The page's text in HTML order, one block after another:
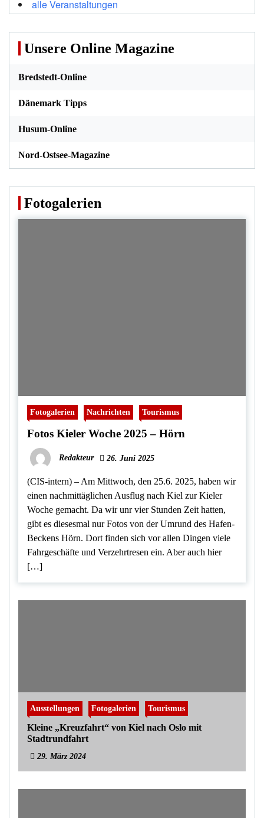
alle Veranstaltungen
Unsere Online Magazine
Bredstedt-Online
Dänemark Tipps
Husum-Online
Nord-Ostsee-Magazine
Fotogalerien
Fotogalerien Nachrichten Tourismus
Fotos Kieler Woche 2025 – Hörn
Redakteur 26. Juni 2025
(CIS-intern) – Am Mittwoch, den 25.6. 2025, haben wir
einen nachmittäglichen Ausflug nach Kiel zur Kieler
Woche gemacht. Da wir unr vier Stunden Zeit hatten,
gibt es diesesmal nur Fotos von der Umrund des Hafen-
Beckens Hörn. Dort finden sich vor allen Dingen viele
Fahrgeschäfte und Verzehrtresen ein. Aber auch hier
[…]
Ausstellungen Fotogalerien Tourismus
Kleine „Kreuzfahrt“ von Kiel nach Oslo mit
Stadtrundfahrt
29. März 2024